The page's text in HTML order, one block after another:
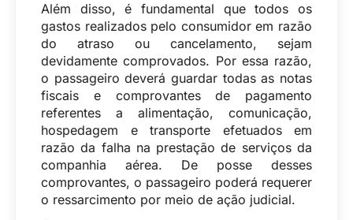
Além disso, é fundamental que todos os
gastos realizados pelo consumidor em razão
do atraso ou cancelamento, sejam
devidamente comprovados. Por essa razão,
o passageiro deverá guardar todas as notas
fiscais e comprovantes de pagamento
referentes a alimentação, comunicação,
hospedagem e transporte efetuados em
razão da falha na prestação de serviços da
companhia aérea. De posse desses
comprovantes, o passageiro poderá requerer
o ressarcimento por meio de ação judicial.